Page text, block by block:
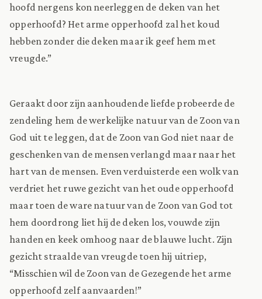
hoofd nergens kon neerleggen de deken van het
opperhoofd? Het arme opperhoofd zal het koud
hebben zonder die deken maar ik geef hem met
vreugde.”
Geraakt door zijn aanhoudende liefde probeerde de
zendeling hem de werkelijke natuur van de Zoon van
God uit te leggen, dat de Zoon van God niet naar de
geschenken van de mensen verlangd maar naar het
hart van de mensen. Even verduisterde een wolk van
verdriet het ruwe gezicht van het oude opperhoofd
maar toen de ware natuur van de Zoon van God tot
hem doordrong liet hij de deken los, vouwde zijn
handen en keek omhoog naar de blauwe lucht. Zijn
gezicht straalde van vreugde toen hij uitriep,
“Misschien wil de Zoon van de Gezegende het arme
opperhoofd zelf aanvaarden!”